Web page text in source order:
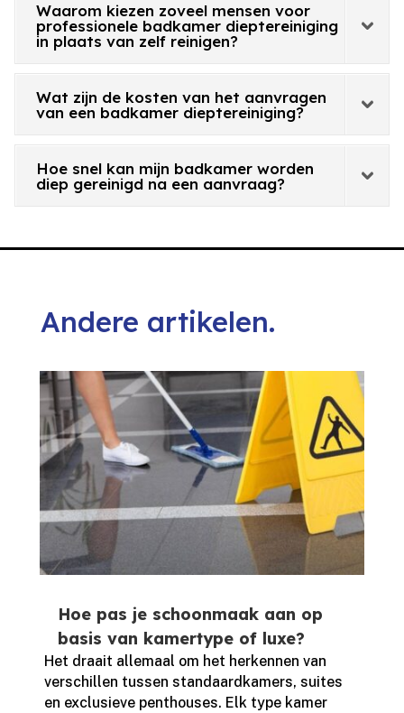
Waarom kiezen zoveel mensen voor
professionele badkamer dieptereiniging
in plaats van zelf reinigen?
Wat zijn de kosten van het aanvragen
van een badkamer dieptereiniging?
Hoe snel kan mijn badkamer worden
diep gereinigd na een aanvraag?
Andere artikelen.
Hoe pas je schoonmaak aan op
basis van kamertype of luxe?
Het draait allemaal om het herkennen van
verschillen tussen standaardkamers, suites
en exclusieve penthouses.​ Elk type kamer